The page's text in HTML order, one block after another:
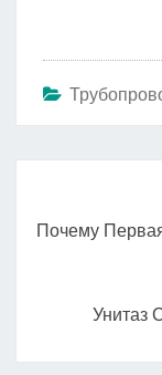
записям
Почему
Унитаз